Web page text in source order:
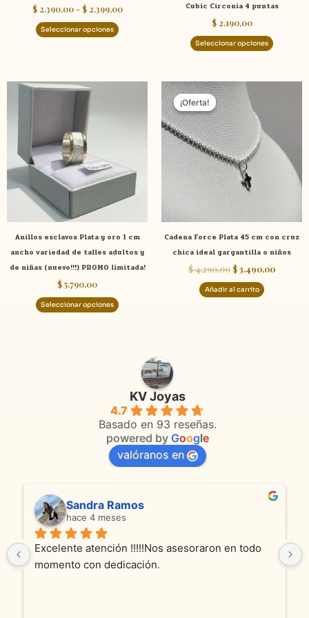
$2.390,00 - $2.399,00
Seleccionar opciones
la
Cubic Circonia 4 puntas
$2.190,00
Seleccionar opciones
la
de
Anillos esclavos Plata y oro 1 cm
ancho variedad de talles adultos y
de niñas (nuevo!!!) PROMO limitada!
$5.790,00
Seleccionar opciones
variantes.
opciones
se
elegir
en
la
página
producto
¡Oferta!
¡Oferta!
Cadena Force Plata 45 cm con cruz
chica ideal gargantilla o niños
$4.290,00
El
precio
original
era:
$ 4.290,00.
$3.490,00
Añadir al carrito
KV Joyas
4.7
Basado en 93 reseñas.
powered by Google
valóranos en
Sandra Ramos
hace 4 meses
Excelente atención !!!!!Nos asesoraron en todo
momento con dedicación.